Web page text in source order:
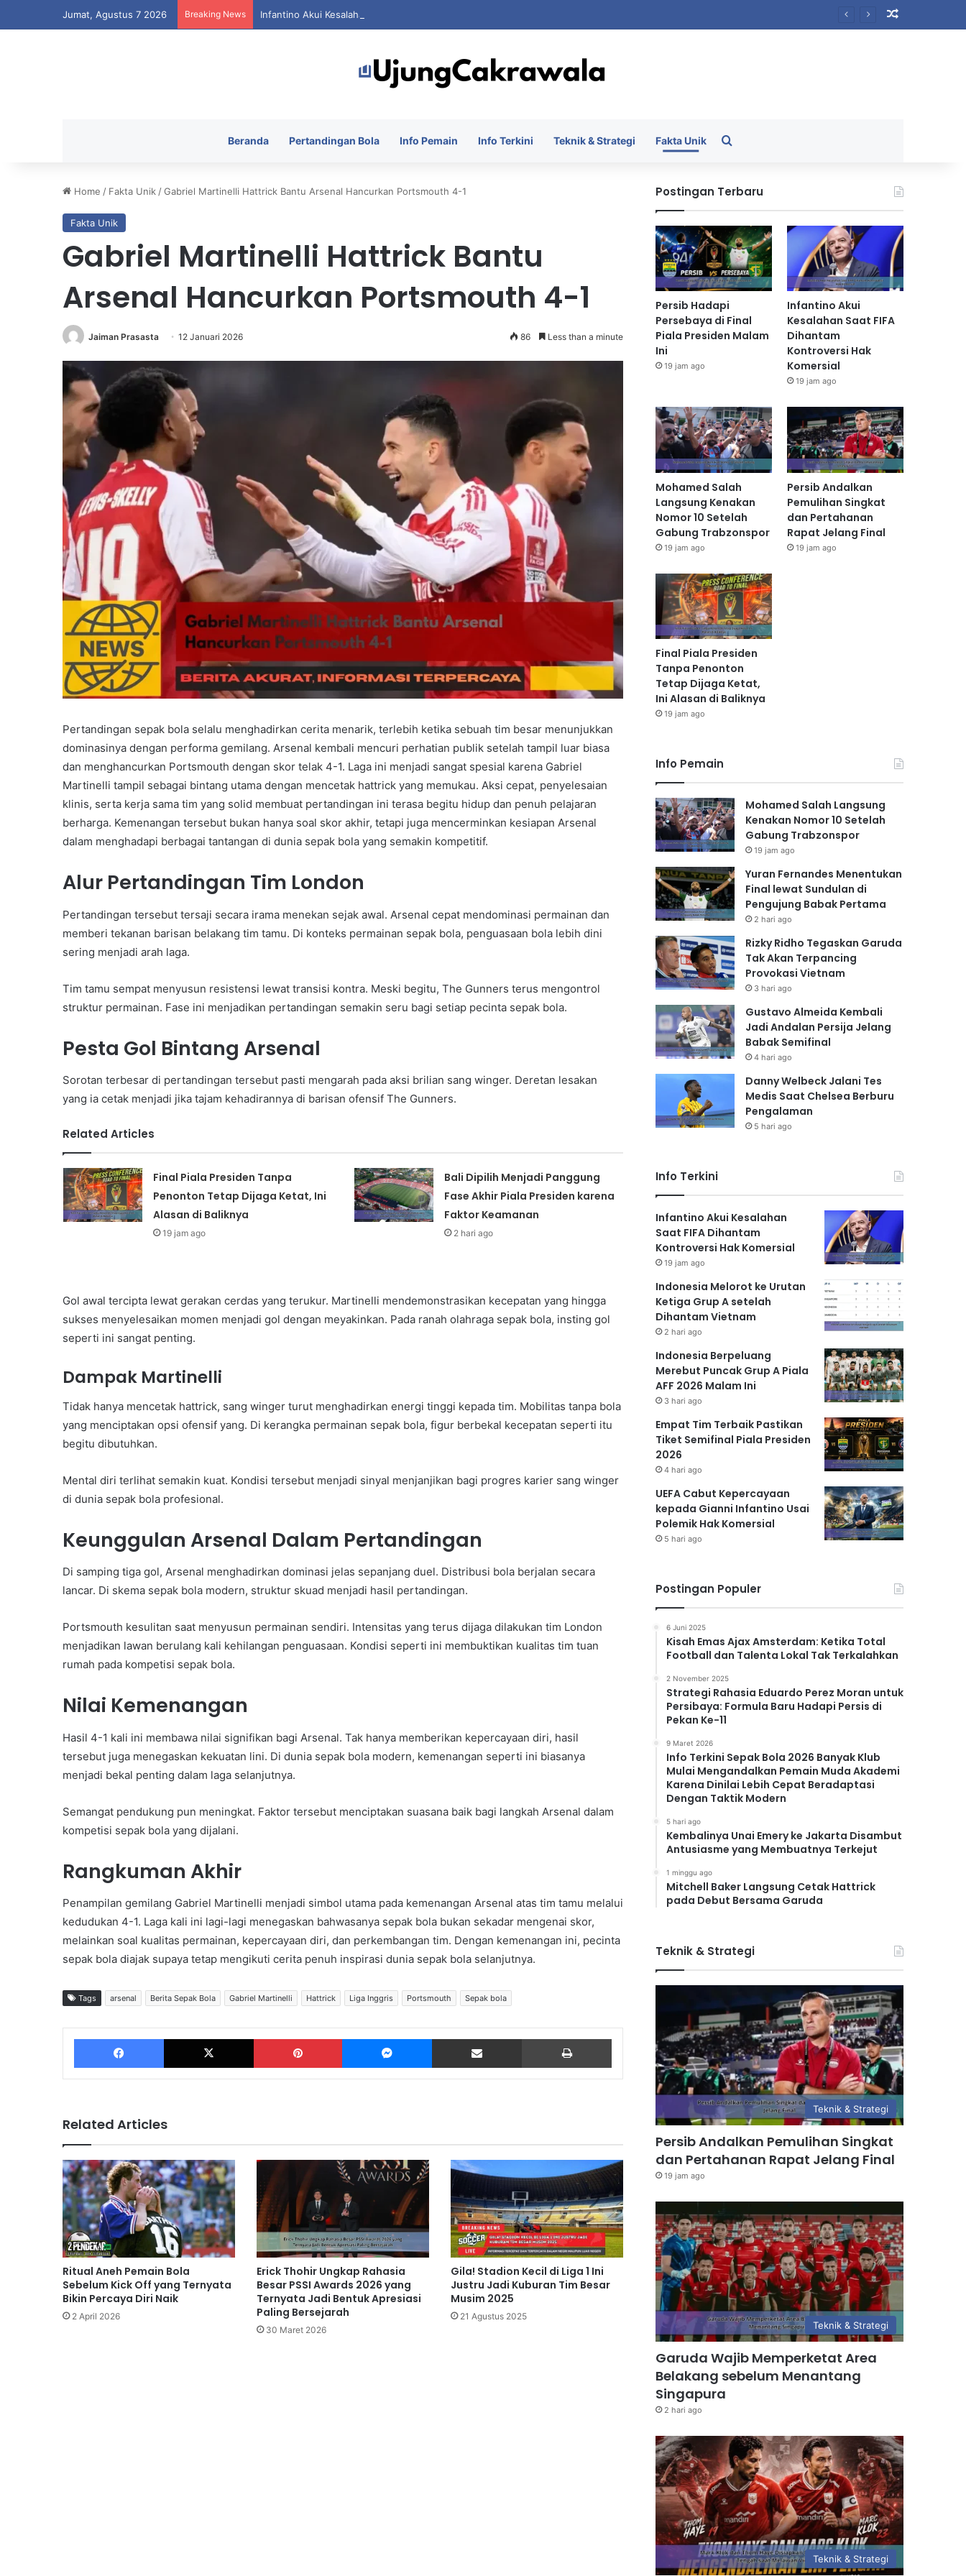
Jumat, Agustus 7 2026 Breaking News Infantino Akui Kesalahan Saat FIFA Dihantam Kontroversi Hak Komersial
Beranda Pertandingan Bola Info Pemain Info Terkini Teknik & Strategi Fakta Unik
Home / Fakta Unik /Gabriel Martinelli Hattrick Bantu Arsenal Hancurkan Portsmouth 4-1
Fakta Unik
Gabriel Martinelli Hattrick Bantu
Arsenal Hancurkan Portsmouth 4-1
Jaiman Prasasta 12 Januari 2026 86 Less than a minute
Pertandingan sepak bola selalu menghadirkan cerita menarik, terlebih ketika sebuah tim besar menunjukkan
dominasinya dengan performa gemilang. Arsenal kembali mencuri perhatian publik setelah tampil luar biasa
dan menghancurkan Portsmouth dengan skor telak 4-1. Laga ini menjadi sangat spesial karena Gabriel
Martinelli tampil sebagai bintang utama dengan mencetak hattrick yang memukau. Aksi cepat, penyelesaian
klinis, serta kerja sama tim yang solid membuat pertandingan ini terasa begitu hidup dan penuh pelajaran
berharga. Kemenangan tersebut bukan hanya soal skor akhir, tetapi juga mencerminkan kesiapan Arsenal
dalam menghadapi berbagai tantangan di dunia sepak bola yang semakin kompetitif.
Alur Pertandingan Tim London
Pertandingan tersebut tersaji secara irama menekan sejak awal. Arsenal cepat mendominasi permainan dan
memberi tekanan barisan belakang tim tamu. Di konteks permainan sepak bola, penguasaan bola lebih dini
sering menjadi arah laga.
Tim tamu sempat menyusun resistensi lewat transisi kontra. Meski begitu, The Gunners terus mengontrol
struktur permainan. Fase ini menjadikan pertandingan semakin seru bagi setiap pecinta sepak bola.
Pesta Gol Bintang Arsenal
Sorotan terbesar di pertandingan tersebut pasti mengarah pada aksi brilian sang winger. Deretan lesakan
yang ia cetak menjadi jika tajam kehadirannya di barisan ofensif The Gunners.
Related Articles
Final Piala Presiden Tanpa
Penonton Tetap Dijaga Ketat, Ini
Alasan di Baliknya
19 jam ago
Bali Dipilih Menjadi Panggung
Fase Akhir Piala Presiden karena
Faktor Keamanan
2 hari ago
Gol awal tercipta lewat gerakan cerdas yang terukur. Martinelli mendemonstrasikan kecepatan yang hingga
sukses menyelesaikan momen menjadi gol dengan meyakinkan. Pada ranah olahraga sepak bola, insting gol
seperti ini sangat penting.
Dampak Martinelli
Tidak hanya mencetak hattrick, sang winger turut menghadirkan energi tinggi kepada tim. Mobilitas tanpa bola
yang menciptakan opsi ofensif yang. Di kerangka permainan sepak bola, figur berbekal kecepatan seperti itu
begitu dibutuhkan.
Mental diri terlihat semakin kuat. Kondisi tersebut menjadi sinyal menjanjikan bagi progres karier sang winger
di dunia sepak bola profesional.
Keunggulan Arsenal Dalam Pertandingan
Di samping tiga gol, Arsenal menghadirkan dominasi jelas sepanjang duel. Distribusi bola berjalan secara
lancar. Di skema sepak bola modern, struktur skuad menjadi hasil pertandingan.
Portsmouth kesulitan saat menyusun permainan sendiri. Intensitas yang terus dijaga dilakukan tim London
menjadikan lawan berulang kali kehilangan penguasaan. Kondisi seperti ini membuktikan kualitas tim tuan
rumah pada kompetisi sepak bola.
Nilai Kemenangan
Hasil 4-1 kali ini membawa nilai signifikan bagi Arsenal. Tak hanya memberikan kepercayaan diri, hasil
tersebut juga menegaskan kekuatan lini. Di dunia sepak bola modern, kemenangan seperti ini biasanya
menjadi bekal penting dalam laga selanjutnya.
Semangat pendukung pun meningkat. Faktor tersebut menciptakan suasana baik bagi langkah Arsenal dalam
kompetisi sepak bola yang dijalani.
Rangkuman Akhir
Penampilan gemilang Gabriel Martinelli menjadi simbol utama pada kemenangan Arsenal atas tim tamu melalui
kedudukan 4-1. Laga kali ini lagi-lagi menegaskan bahwasanya sepak bola bukan sekadar mengenai skor,
melainkan soal kualitas permainan, kepercayaan diri, dan perkembangan tim. Dengan kemenangan ini, pecinta
sepak bola diajak supaya tetap mengikuti cerita penuh inspirasi dunia sepak bola selanjutnya.
Tags arsenal Berita Sepak Bola Gabriel Martinelli Hattrick Liga Inggris Portsmouth Sepak bola
Facebook X Pinterest Messenger Share via Email
Related Articles
Ritual Aneh Pemain Bola
Sebelum Kick Off yang Ternyata
Bikin Percaya Diri Naik
2 April 2026
Erick Thohir Ungkap Rahasia
Besar PSSI Awards 2026 yang
Ternyata Jadi Bentuk Apresiasi
Paling Bersejarah
30 Maret 2026
Gila! Stadion Kecil di Liga 1 Ini
Justru Jadi Kuburan Tim Besar
Musim 2025
21 Agustus 2025
Postingan Terbaru
Persib Hadapi
Persebaya di Final
Piala Presiden Malam
Ini
19 jam ago
Infantino Akui
Kesalahan Saat FIFA
Dihantam
Kontroversi Hak
Komersial
19 jam ago
Mohamed Salah
Langsung Kenakan
Nomor 10 Setelah
Gabung Trabzonspor
19 jam ago
Persib Andalkan
Pemulihan Singkat
dan Pertahanan
Rapat Jelang Final
19 jam ago
Final Piala Presiden
Tanpa Penonton
Tetap Dijaga Ketat,
Ini Alasan di Baliknya
19 jam ago
Info Pemain
Mohamed Salah Langsung
Kenakan Nomor 10 Setelah
Gabung Trabzonspor
19 jam ago
Yuran Fernandes Menentukan
Final lewat Sundulan di
Pengujung Babak Pertama
2 hari ago
Rizky Ridho Tegaskan Garuda
Tak Akan Terpancing
Provokasi Vietnam
3 hari ago
Gustavo Almeida Kembali
Jadi Andalan Persija Jelang
Babak Semifinal
4 hari ago
Danny Welbeck Jalani Tes
Medis Saat Chelsea Berburu
Pengalaman
5 hari ago
Info Terkini
Infantino Akui Kesalahan
Saat FIFA Dihantam
Kontroversi Hak Komersial
19 jam ago
Indonesia Melorot ke Urutan
Ketiga Grup A setelah
Dihantam Vietnam
2 hari ago
Indonesia Berpeluang
Merebut Puncak Grup A Piala
AFF 2026 Malam Ini
3 hari ago
Empat Tim Terbaik Pastikan
Tiket Semifinal Piala Presiden
2026
4 hari ago
UEFA Cabut Kepercayaan
kepada Gianni Infantino Usai
Polemik Hak Komersial
5 hari ago
Postingan Populer
6 Juni 2025
Kisah Emas Ajax Amsterdam: Ketika Total
Football dan Talenta Lokal Tak Terkalahkan
2 November 2025
Strategi Rahasia Eduardo Perez Moran untuk
Persibaya: Formula Baru Hadapi Persis di
Pekan Ke-11
9 Maret 2026
Info Terkini Sepak Bola 2026 Banyak Klub
Mulai Mengandalkan Pemain Muda Akademi
Karena Dinilai Lebih Cepat Beradaptasi
Dengan Taktik Modern
5 hari ago
Kembalinya Unai Emery ke Jakarta Disambut
Antusiasme yang Membuatnya Terkejut
1 minggu ago
Mitchell Baker Langsung Cetak Hattrick
pada Debut Bersama Garuda
Teknik & Strategi
Teknik & Strategi
Persib Andalkan Pemulihan Singkat
dan Pertahanan Rapat Jelang Final
19 jam ago
Teknik & Strategi
Garuda Wajib Memperketat Area
Belakang sebelum Menantang
Singapura
2 hari ago
Teknik & Strategi